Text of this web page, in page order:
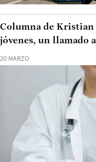
20 MARZO
Columna de
jóvenes, un llamado